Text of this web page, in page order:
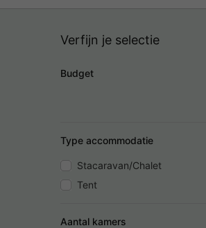
Verfijn je selectie
Budget
Type accommodatie
Stacaravan/Chalet
Tent
Aantal kamers